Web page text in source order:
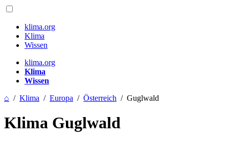
klima.org
Klima
Wissen
klima.org
Klima
Wissen
⌂ / Klima / Europa / Österreich / Guglwald
Klima Guglwald